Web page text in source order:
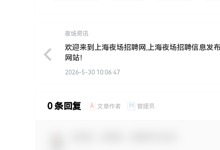
夜场资讯
欢迎来到上海夜场招聘网,上海夜场招聘信息发
网站！
2026-5-30 10:06:47
0 条回复 A 文章作者 M 管理员